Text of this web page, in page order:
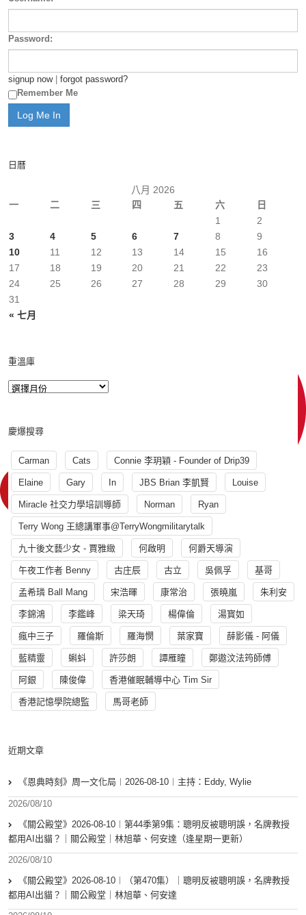
Password:
signup now| forgot password?
Remember Me
日曆
八月 2026
一
二 三 四 五 六 日
« 七月
1
2
3
4 5 6 7 8
9
10
11 12 13 14 15
16
17
18 19 20 21 22
23
24
25 26 27 28 29
30
31
重溫庫
慶爆搜尋
Carman Cats Connie 李玥穎 - Founder of Drip39
Elaine Gary In JBS Brian 李凱賢 Louise
Miracle 社交力學培訓導師 Norman Ryan
Terry Wong 王總講軍事@TerryWongmilitarytalk
九十後文藝少女 - 賈雅緻 何啟明 何爵天導演
午夜工作者 Benny 古庄辰 古立 吳佩孚 基哥
孟希璘 Ball Mang 宋浩暉 康常治 張曉嵐 朱利安
李錦鴻 李鑑峰 梁天琦 楊偉倫 湯寳如
瘋中三子 羅倫斯 羅海憫 葉家寶 薛影儀 - 阿儀
藍精靈 蝌蚪 許莎朗 譚雁瞳 鄭遨汶法筠師傅
阿銀 陳俊偉 香港催眠輔導中心 Tim Sir
香港記憶學院總監 馬哥老師
近期文章
《恩典時刻》周一文化局︱2026-08-10︱主持：Eddy, Wylie
2026/08/10
《關公殿堂》2026-08-10︱第44季第9集：聰明反被聰明誤，名牌教授
都用AI出貓？｜關公殿堂｜林旭華、何安達（逢星期一更新）
2026/08/10
《關公殿堂》2026-08-10︱（第470集）｜聰明反被聰明誤，名牌教授
都用AI出貓？｜關公殿堂｜林旭華、何安達